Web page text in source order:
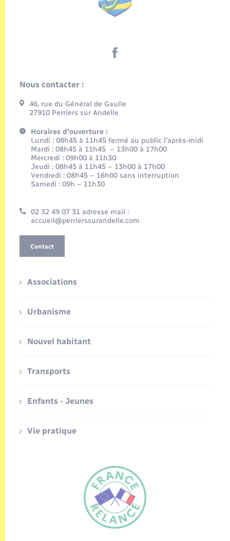
Nous contacter :
46, rue du Général de Gaulle
27910 Perriers sur Andelle
Horaires d'ouverture :
Lundi : 08h45 à 11h45 fermé au public l’après-midi
Mardi : 08h45 à 11h45 – 13h00 à 17h00
Mercredi : 09h00 à 11h30
Jeudi : 08h45 à 11h45 – 13h00 à 17h00
Vendredi : 08h45 – 16h00 sans interruption
Samedi : 09h – 11h30
02 32 49 07 31 adresse mail :
accueil@perrierssurandelle.com
Contact
Associations
Urbanisme
Nouvel habitant
Transports
Enfants - Jeunes
Vie pratique